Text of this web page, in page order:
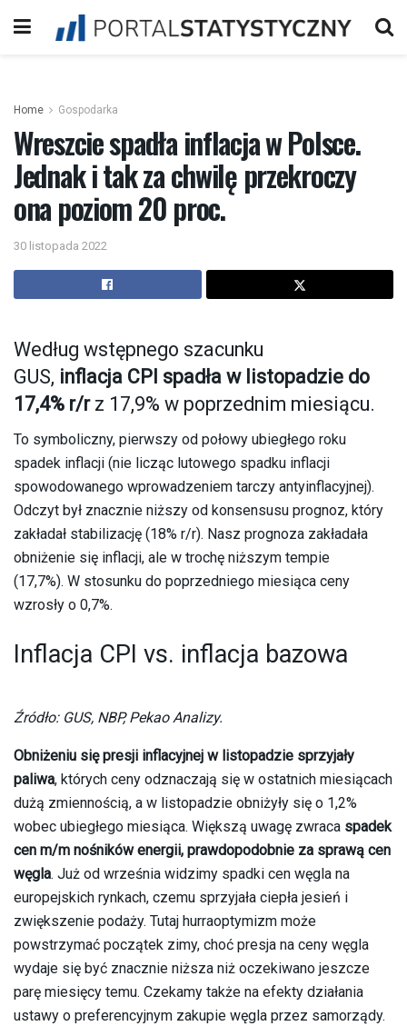
Home Gospodarka
Wreszcie spadła inflacja w Polsce.
Jednak i tak za chwilę przekroczy
ona poziom 20 proc.
30 listopada 2022
Według wstępnego szacunku
GUS, inflacja CPI spadła w listopadzie do
17,4% r/r z 17,9% w poprzednim miesiącu.
To symboliczny, pierwszy od połowy ubiegłego roku
spadek inflacji (nie licząc lutowego spadku inflacji
spowodowanego wprowadzeniem tarczy antyinflacyjnej).
Odczyt był znacznie niższy od konsensusu prognoz, który
zakładał stabilizację (18% r/r). Nasz prognoza zakładała
obniżenie się inflacji, ale w trochę niższym tempie
(17,7%). W stosunku do poprzedniego miesiąca ceny
wzrosły o 0,7%.
Inflacja CPI vs. inflacja bazowa
Źródło: GUS, NBP, Pekao Analizy.
Obniżeniu się presji inflacyjnej w listopadzie sprzyjały
paliwa, których ceny odznaczają się w ostatnich miesiącach
dużą zmiennością, a w listopadzie obniżyły się o 1,2%
wobec ubiegłego miesiąca. Większą uwagę zwraca spadek
cen m/m nośników energii, prawdopodobnie za sprawą cen
węgla. Już od września widzimy spadki cen węgla na
europejskich rynkach, czemu sprzyjała ciepła jesień i
zwiększenie podaży. Tutaj hurraoptymizm może
powstrzymać początek zimy, choć presja na ceny węgla
wydaje się być znacznie niższa niż oczekiwano jeszcze
parę miesięcy temu. Czekamy także na efekty działania
ustawy o preferencyjnym zakupie węgla przez samorządy.